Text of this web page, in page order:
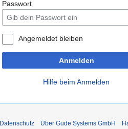
Passwort
Angemeldet bleiben
Anmelden
Hilfe beim Anmelden
Datenschutz Über Gude Systems GmbH